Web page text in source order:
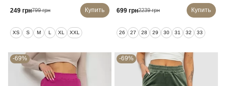
249 грн799 грн Купить
XS S M L XL XXL
699 грн2239 грн Купить
26 27 28 29 30 31 32 33
-69% -69%